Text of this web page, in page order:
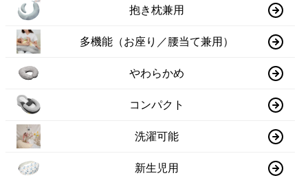
抱き枕兼用
多機能（お座り／腰当て兼用）
やわらかめ
コンパクト
洗濯可能
新生児用